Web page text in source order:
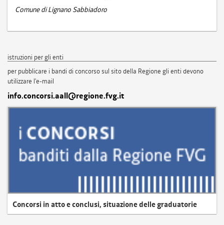
Comune di Lignano Sabbiadoro
istruzioni per gli enti
per pubblicare i bandi di concorso sul sito della Regione gli enti devono
utilizzare l'e-mail
info.concorsi.aall@regione.fvg.it
Concorsi in atto e conclusi, situazione delle graduatorie